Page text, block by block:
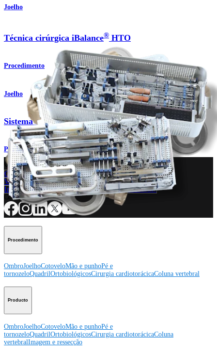
Joelho
Técnica cirúrgica iBalance® HTO
Procedimento
Joelho
Sistema iBalance™ HTO
Produto
Como podemos ajudar?
Contacte um representante
Veja eventos, laboratórios e oportunidades educacionais
Inscreva-se para receber: O que há de novo na Arthrex?
Conecte-se conosco
Procedimento
OmbroJoelhoCotoveloMão e punhoPé e
tornozeloQuadrilOrtobiológicosCirurgia cardiotorácicaColuna vertebral
Producto
OmbroJoelhoCotoveloMão e punhoPé e
tornozeloQuadrilOrtobiológicosCirurgia cardiotorácicaColuna
vertebralImagem e ressecção